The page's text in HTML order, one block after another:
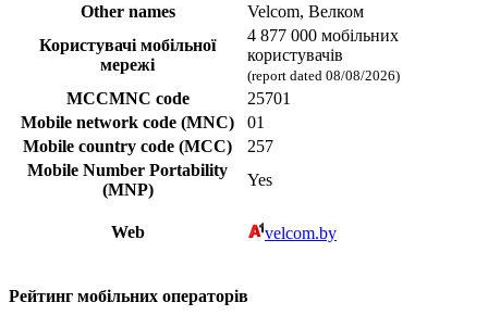
Other names
Velcom, Велком
Користувачі мобільної
мережі
4 877 000 мобільних
користувачів
(report dated 08/08/2026)
MCCMNC code
25701
Mobile network code (MNC)
01
Mobile country code (MCC)
257
Mobile Number Portability
(MNP)
Yes
Web velcom.by
Рейтинг мобільних операторів